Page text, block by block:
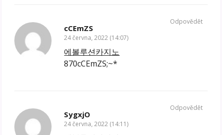
cCEmZS
24 června, 2022 (14:07)
에볼루션카지노
870cCEmZS;~*
Odpovědět
SygxjO
24 června, 2022 (14:11)
Odpovědět